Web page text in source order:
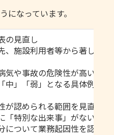
になっています。
の見直し
、施設利用者等から著しい
気や事故の危険性が高い業
中」「弱」となる具体例を
認められる範囲を見直し
「特別な出来事」がない場
ついて業務起因性を認める